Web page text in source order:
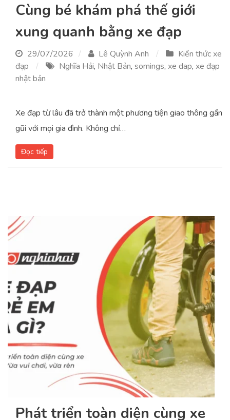
Cùng bé khám phá thế giới
xung quanh bằng xe đạp
29/07/2026 Lê Quỳnh Anh
Kiến thức xe
đạp
Nghĩa Hải, Nhật Bản, somings, xe dap, xe đạp
nhật bản
Xe đạp từ lâu đã trở thành một phương tiện giao thông gần
gũi với mọi gia đình. Không chỉ…
Đọc tiếp
Phát triển toàn diện cùng xe